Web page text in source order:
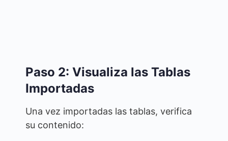
Paso 2: Visualiza las Tablas
Importadas
Una vez importadas las tablas, verifica
su contenido: